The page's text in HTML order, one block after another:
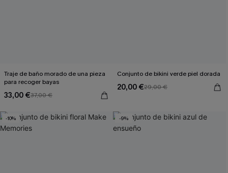
Traje de baño morado de una pieza
para recoger bayas
33,00 €37,00 €
Conjunto de bikini verde piel dorada
20,00 €29,00 €
-10% -9%